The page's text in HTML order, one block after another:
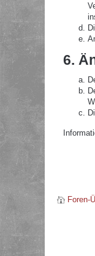
6.
Foren-